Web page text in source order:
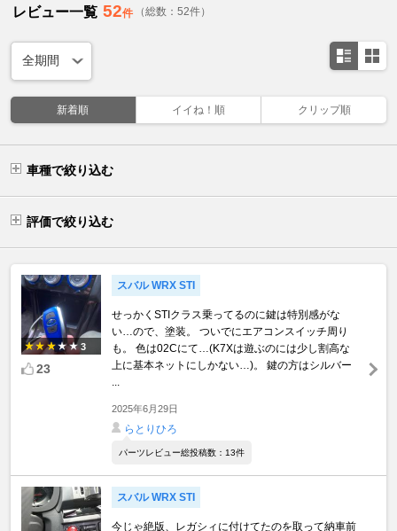
レビュー一覧 52件 （総数：52件）
新着順 イイね！順 クリップ順
車種で絞り込む
評価で絞り込む
3
23
スバル WRX STI
せっかくSTIクラス乗ってるのに鍵は特別感がな
い…ので、塗装。 ついでにエアコンスイッチ周り
も。 色は02Cにて…(K7Xは遊ぶのには少し割高な
上に基本ネットにしかない…)。 鍵の方はシルバー
2025年6月29日
らとりひろ
パーツレビュー総投稿数：13件
スバル WRX STI
今じゃ絶版、レガシィに付けてたのを取って納車前